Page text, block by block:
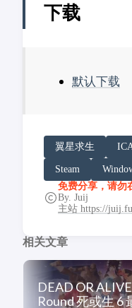
下载
默认下载
请务必在总结回
你看到的内容可
「非线性列车
翼星求生
Steam
免费分享，请勿
By. Juij
主站 https://
相关文章
DEAD OR
Round 死或生 6